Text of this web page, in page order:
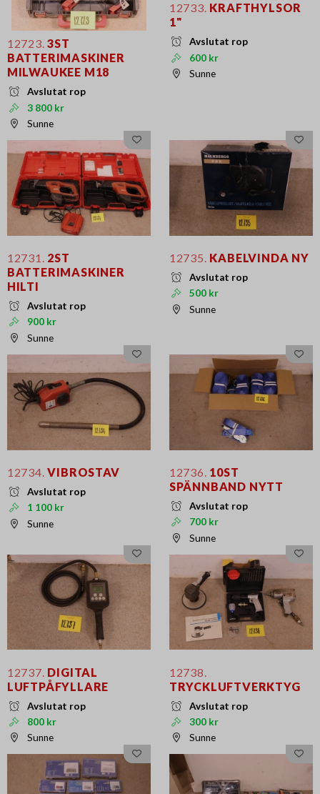
12723. 3ST
BATTERIMASKINER
MILWAUKEE M18
Avslutat rop
3 800 kr
Sunne
12733. KRAFTHYLSOR
1"
Avslutat rop
600 kr
Sunne
12731. 2ST
BATTERIMASKINER
HILTI
Avslutat rop
900 kr
Sunne
12735. KABELVINDA NY
Avslutat rop
500 kr
Sunne
12734. VIBROSTAV
Avslutat rop
1 100 kr
Sunne
12736. 10ST
SPÄNNBAND NYTT
Avslutat rop
700 kr
Sunne
12737. DIGITAL
LUFTPÅFYLLARE
Avslutat rop
800 kr
Sunne
12738.
TRYCKLUFTVERKTYG
Avslutat rop
300 kr
Sunne